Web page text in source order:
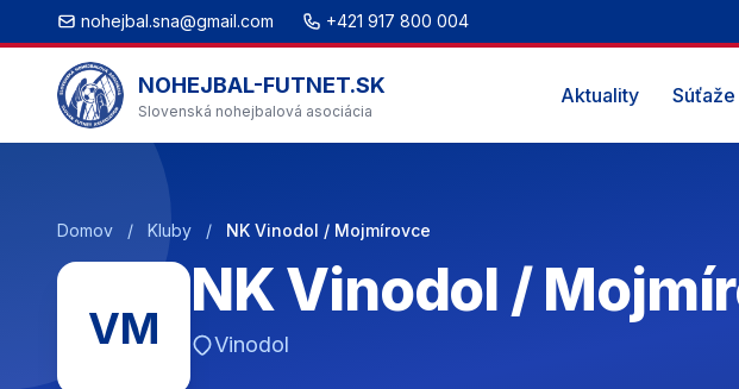
nohejbal.sna@gmail.com +421 917 800 004
NOHEJBAL-FUTNET.SK
Slovenská nohejbalová asociácia
Aktuality Súťaže
Domov / Kluby / NK Vinodol / Mojmírovce
VM
NK Vinodol /
Vinodol